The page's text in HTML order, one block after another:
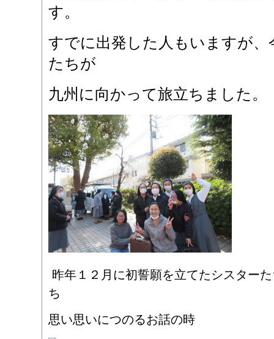
す。
すでに出発した人もいますが、
たちが
九州に向かって旅立ちました。
昨年１２月に初誓願を立てたシスター
ち
思い思いにつのるお話の時